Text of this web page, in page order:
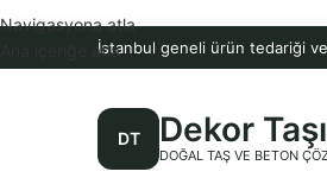
İstanbul geneli ürün tedariği
DT Dekor Taşı
DOĞAL TAŞ VE BETON
Navigasyona atla
Ana içeriğe atla